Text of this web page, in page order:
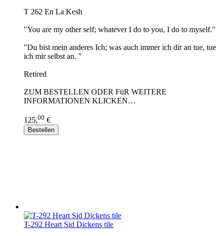
T 262 En La Kesh
"You are my other self; whatever I do to you, I do to myself."
"Du bist mein anderes Ich; was auch immer ich dir an tue, tue
ich mir selbst an. "
Retired
ZUM BESTELLEN ODER FüR WEITERE
INFORMATIONEN KLICKEN…
125,00 €
Bestellen
T-292 Heart Sid Dickens tile